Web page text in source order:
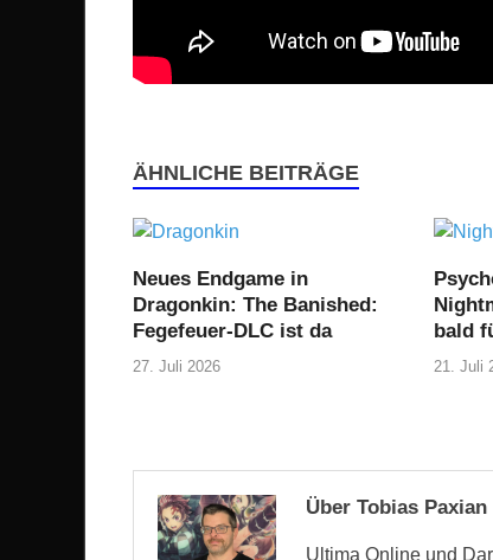
ÄHNLICHE BEITRÄGE
Neues Endgame in
Dragonkin: The Banished:
Fegefeuer-DLC ist da
27. Juli 2026
bald
21. Juli
Über Tobias Paxian
Ultima Online und